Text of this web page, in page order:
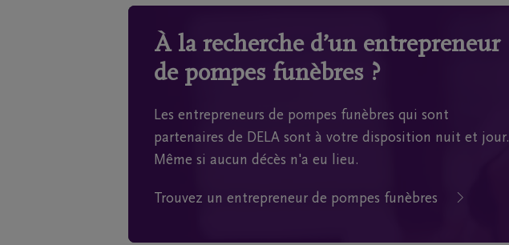
À la recherche d’un entrepreneur
de pompes funèbres ?
Les entrepreneurs de pompes funèbres qui sont
partenaires de DELA sont à votre disposition nuit et jour.
Même si aucun décès n'a eu lieu.
Trouvez un entrepreneur de pompes funèbres